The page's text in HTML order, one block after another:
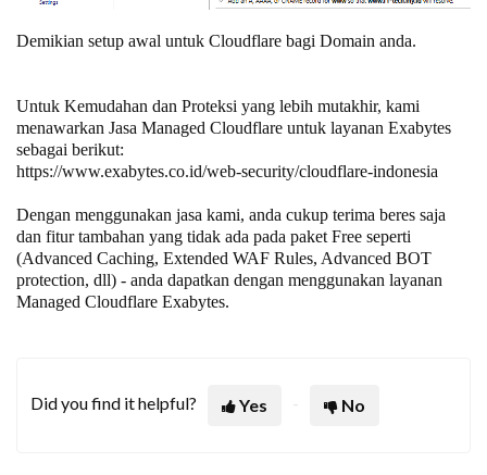
Demikian setup awal untuk Cloudflare bagi Domain anda.
Untuk Kemudahan dan Proteksi yang lebih mutakhir, kami
menawarkan Jasa Managed Cloudflare untuk layanan Exabytes
sebagai berikut:
https://www.exabytes.co.id/web-security/cloudflare-indonesia
Dengan menggunakan jasa kami, anda cukup terima beres saja
dan fitur tambahan yang tidak ada pada paket Free seperti
(Advanced Caching, Extended WAF Rules, Advanced BOT
protection, dll) - anda dapatkan dengan menggunakan layanan
Managed Cloudflare Exabytes.
Did you find it helpful? Yes No